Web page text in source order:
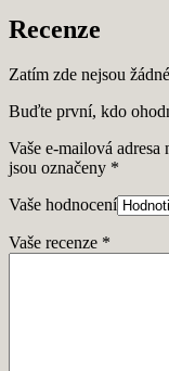
Recenze
Zatím zde nejsou
Buďte první, kdo
Vaše e-mailová adresa
jsou označeny *
Vaše hodnocení
Vaše recenze *